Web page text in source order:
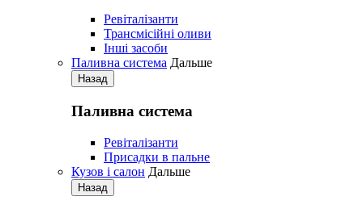
Ревіталізанти
Трансмісійні оливи
Iнші засоби
Паливна система Дальше
Назад
Паливна система
Ревіталізанти
Присадки в пальне
Кузов і салон Дальше
Назад